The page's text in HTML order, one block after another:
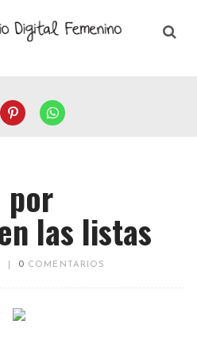
por
las listas
0 COMENTARIOS